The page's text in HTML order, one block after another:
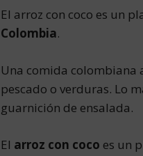
El arroz con coco es un
Colombia.
Una comida colombiana
pescado o verduras. Lo
guarnición de ensalada.
El arroz con coco es un